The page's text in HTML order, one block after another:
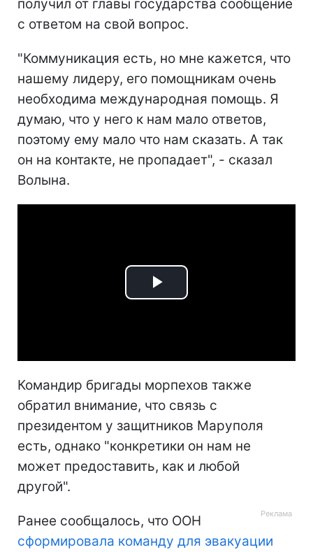
получил от главы государства сообщение
с ответом на свой вопрос.
"Коммуникация есть, но мне кажется, что
нашему лидеру, его помощникам очень
необходима международная помощь. Я
думаю, что у него к нам мало ответов,
поэтому ему мало что нам сказать. А так
он на контакте, не пропадает", - сказал
Волына.
Play
Командир бригады морпехов также
обратил внимание, что связь с
президентом у защитников Маруполя
есть, однако "конкретики он нам не
может предоставить, как и любой
другой".
Ранее сообщалось, что ООН
сформировала команду для эвакуации